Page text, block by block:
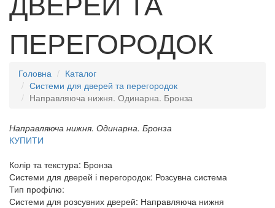
ПЕРЕГОРОДОК
Головна
Каталог
Системи для дверей та перегородок
Направляюча нижня. Одинарна. Бронза
Направляюча нижня. Одинарна. Бронза
КУПИТИ
Колір та текстура: Бронза
Системи для дверей і перегородок: Розсувна система
Тип профілю:
Системи для розсувних дверей: Направляюча нижня